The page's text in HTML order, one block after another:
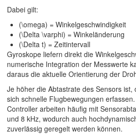
Dabei gilt:
(\omega) = Winkelgeschwindigkeit
(\Delta \varphi) = Winkeländerung
(\Delta t) = Zeitintervall
Gyroskope liefern direkt die
numerische Integration der Messwerte
daraus die aktuelle Orientierung der
Je höher die Abtastrate des Sensors ist,
sich schnelle Flugbewegungen
Controller arbeiten häufig mit
und 8 kHz, wodurch auch
zuverlässig geregelt werden können.